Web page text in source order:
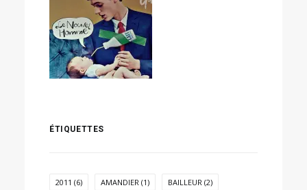
ÉTIQUETTES
2011 (6) AMANDIER (1) BAILLEUR (2)